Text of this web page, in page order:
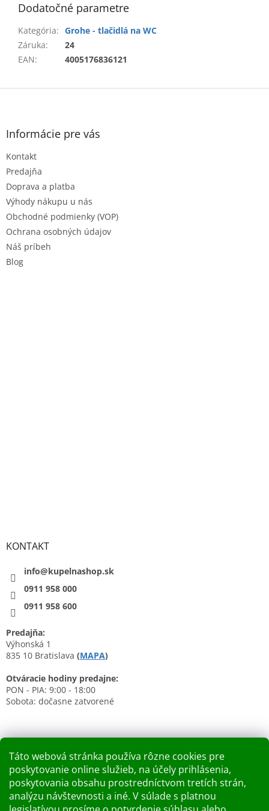
Táto webová stránka používa rôzne cookies pre
poskytovanie online služieb, na účely prihlásenia,
poskytovania obsahu prostredníctvom tretích strán,
analýzu návštevnosti a iné. V súlade s platnou
Dodatočné parametre
Kategória: Grohe - tlačidlá na WC
Záruka:
24
EAN: 4005176836121
Z
Informácie pre vás
Kontakt
Predajňa
Doprava a platba
Výhody nákupu u nás
Obchodné podmienky (VOP)
Ochrana osobných údajov
Náš príbeh
Blog
KONTAKT
info@kupelnashop.sk
0911 958 000
0911 958 600
Predajňa:
Výhonská 1
835 10 Bratislava (MAPA)
Otváracie hodiny predajne:
PON - PIA: 9:00 - 18:00
Sobota: dočasne zatvorené
Nákupný košík
0KS / 0 €